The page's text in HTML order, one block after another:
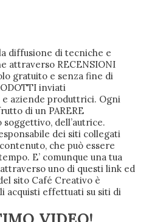
diffusione di tecniche e
attraverso RECENSIONI
gratuito e senza fine di
inviati
aziende produttrici. Ogni
di un PARERE
soggettivo, dell’autrice.
dei siti collegati
che può essere
E’ comunque una tua
uno di questi link ed
sito Café Creativo è
acquisti effettuati su siti di